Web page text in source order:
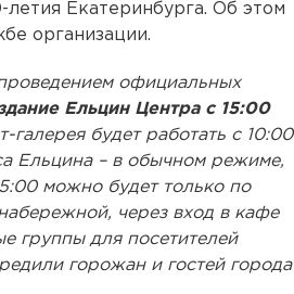
Екатеринбурга. Об этом
организации.
проведением официальных
Ельцин Центра с 15:00
галерея будет работать с 10:00
Ельцина – в обычном режиме,
можно будет только по
через вход в кафе
группы для посетителей
горожан и гостей города